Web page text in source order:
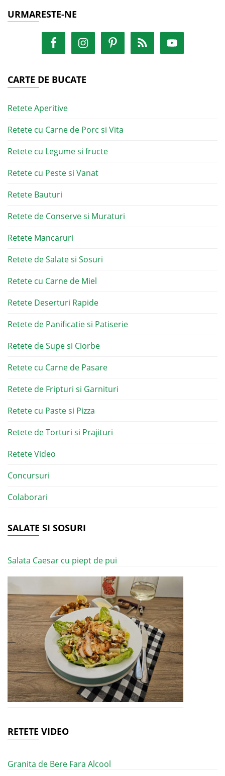
URMARESTE-NE
CARTE DE BUCATE
Retete Aperitive
Retete cu Carne de Porc si Vita
Retete cu Legume si fructe
Retete cu Peste si Vanat
Retete Bauturi
Retete de Conserve si Muraturi
Retete Mancaruri
Retete de Salate si Sosuri
Retete cu Carne de Miel
Retete Deserturi Rapide
Retete de Panificatie si Patiserie
Retete de Supe si Ciorbe
Retete cu Carne de Pasare
Retete de Fripturi si Garnituri
Retete cu Paste si Pizza
Retete de Torturi si Prajituri
Retete Video
Concursuri
Colaborari
SALATE SI SOSURI
Salata Caesar cu piept de pui
RETETE VIDEO
Granita de Bere Fara Alcool